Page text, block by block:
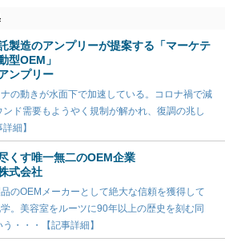
製造のアンプリーが提案する「マーケテ
型OEM」
ンプリー
の動きが水面下で加速している。コロナ禍で減
ド需要もようやく規制が解かれ、復調の兆し
細】
くす唯一無二のOEM企業
式会社
のOEMメーカーとして絶大な信頼を獲得して
。美容室をルーツに90年以上の歴史を刻む同
・・・【記事詳細】